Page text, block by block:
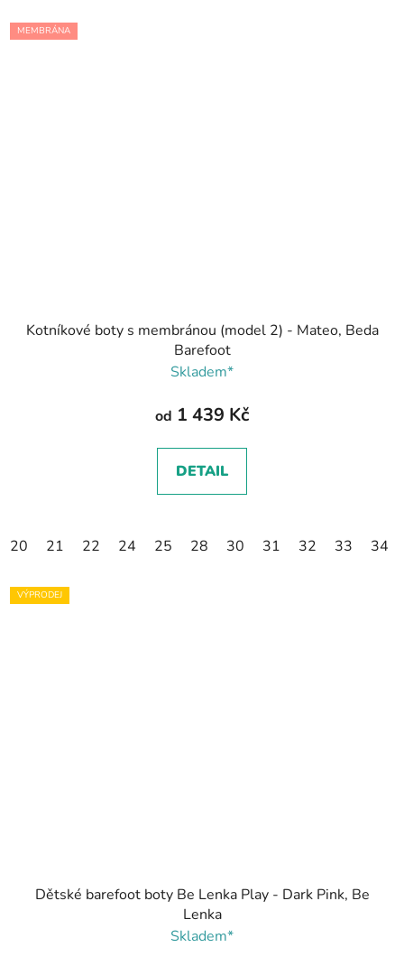
MEMBRÁNA
Kotníkové boty s membránou (model 2) - Mateo, Beda
Barefoot
Skladem*
od 1 439 Kč
DETAIL
20 21 22 24 25 28 30 31 32 33 34
VÝPRODEJ
Dětské barefoot boty Be Lenka Play - Dark Pink, Be
Lenka
Skladem*